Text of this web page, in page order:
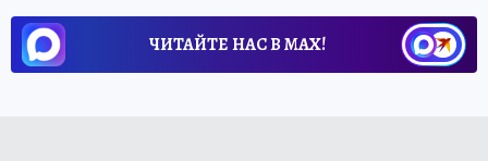
ЧИТАЙТЕ НАС В МАХ!